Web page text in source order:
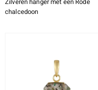
chalcedoon